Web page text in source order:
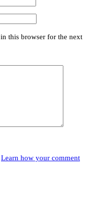
this browser for the next
Learn how your comment